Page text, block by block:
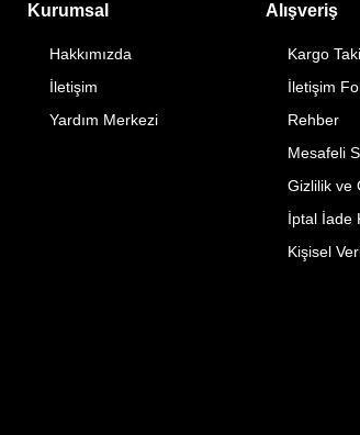
Kurumsal
Hakkımızda
İletişim
Yardım Merkezi
Alışveriş
Kargo
İletişim
Rehber
Mesafeli
Gizlilik ve
İptal İade
Kişisel